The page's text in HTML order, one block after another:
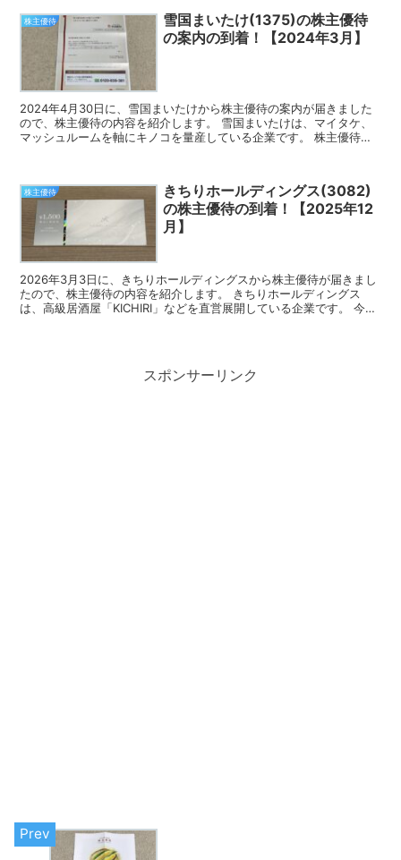
株主優待
雪国まいたけ(1375)の株主優待
の案内の到着！【2024年3月】
2024年4月30日に、雪国まいたけから株主優待の案内が届きました
ので、株主優待の内容を紹介します。 雪国まいたけは、マイタケ、
マッシュルームを軸にキノコを量産している企業です。 株主優待の
株主優待
きちりホールディングス(3082)
の株主優待の到着！【2025年12
月】
2026年3月3日に、きちりホールディングスから株主優待が届きまし
たので、株主優待の内容を紹介します。 きちりホールディングス
は、高級居酒屋「KICHIRI」などを直営展開している企業です。 今回
スポンサーリンク